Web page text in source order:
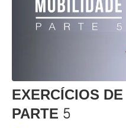
EXERCÍCIOS
PARTE 5